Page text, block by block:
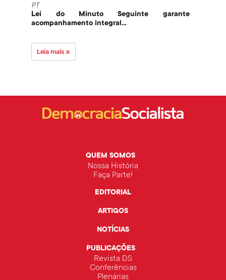
PT
Lei do Minuto Seguinte garante
acompanhamento integral...
Leia mais »
QUEM SOMOS
Nossa História
Faça Parte!
EDITORIAL
ARTIGOS
NOTÍCIAS
PUBLICAÇÕES
Revista DS
Conferências
Plenárias